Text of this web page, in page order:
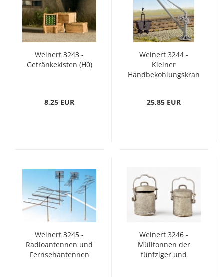
Weinert 3243 -
Getränkekisten (H0)
8,25 EUR
Weinert 3244 -
Kleiner
Handbekohlungskran
25,85 EUR
Weinert 3245 -
Radioantennen und
Fernsehantennen
Weinert 3246 -
Mülltonnen der
fünfziger und